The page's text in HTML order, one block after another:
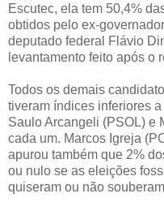
Escutec, ela tem 50,4%
obtidos pelo ex-
deputado federal Flávio
levantamento feito após o
Todos os demais
tiveram índices inferiores
Saulo Arcangeli (PSOL) e
cada um. Marcos Igreja
apurou também que 2%
ou nulo se as eleições
quiseram ou não